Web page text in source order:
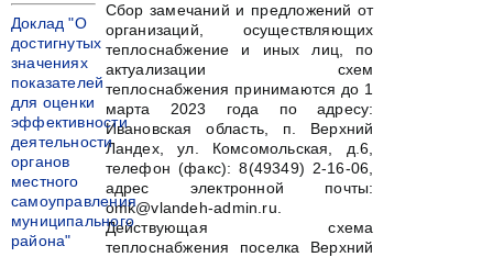
Сбор замечаний и предложений от
организаций, осуществляющих
теплоснабжение и иных лиц, по
актуализации схем
теплоснабжения принимаются до 1
марта 2023 года по адресу:
Ивановская область, п. Верхний
Ландех, ул. Комсомольская, д.6,
телефон (факс): 8(49349) 2-16-06,
адрес электронной почты:
omk@vlandeh-admin.ru.
Действующая схема
теплоснабжения поселка Верхний
Доклад "О
достигнутых
значениях
показателей
для оценки
эффективности
деятельности
органов
местного
самоуправления
муниципального
района"